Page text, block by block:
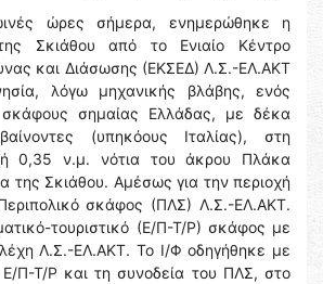
ώρες σήμερα, ενημερώθηκε η
Σκιάθου από το Ενιαίο Κέντρο
και Διάσωσης (ΕΚΣΕΔ) Λ.Σ.-ΕΛ.ΑΚΤ
λόγω μηχανικής βλάβης, ενός
σκάφους σημαίας Ελλάδας, με δέκα
(υπηκόους Ιταλίας), στη
0,35 ν.μ. νότια του άκρου Πλάκα
της Σκιάθου. Αμέσως για την περιοχή
σκάφος (ΠΛΣ) Λ.Σ.-ΕΛ.ΑΚΤ.
τουριστικό (Ε/Π-Τ/Ρ) σκάφος με
Λ.Σ.-ΕΛ.ΑΚΤ. Το Ι/Φ οδηγήθηκε με
Π-Τ/Ρ και τη συνοδεία του ΠΛΣ, στο